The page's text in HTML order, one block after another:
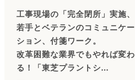
工事現場の「完全閉所」実施、
若手とベテランのコミュニケー
ション、付箋ワーク。
改革困難な業界でもやれば変わ
る！「東芝プラントシ...